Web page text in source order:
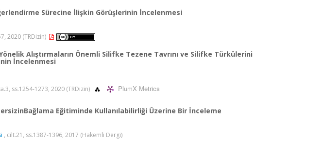
Sürecine İlişkin Görüşlerinin İncelenmesi
2020 (TRDizin)
Alıştırmaların Önemli Silifke Tezene Tavrını ve Silifke Türkülerini
İncelenmesi
ss.1254-1273, 2020 (TRDizin) PlumX Metrics
Eğitiminde Kullanılabilirliği Üzerine Bir İnceleme
, cilt.21, ss.1387-1396, 2017 (Hakemli Dergi)